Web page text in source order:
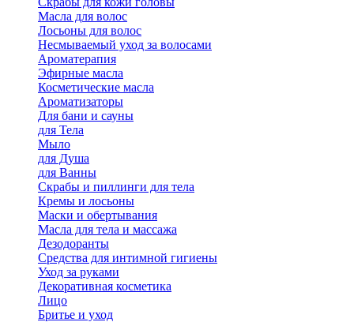
Масла для волос
Лосьоны для волос
Несмываемый уход за волосами
Ароматерапия
Эфирные масла
Косметические масла
Ароматизаторы
Для бани и сауны
для Тела
Мыло
для Душа
для Ванны
Скрабы и пиллинги для тела
Кремы и лосьоны
Маски и обертывания
Масла для тела и массажа
Дезодоранты
Средства для интимной гигиены
Уход за руками
Декоративная косметика
Лицо
Бритье и уход